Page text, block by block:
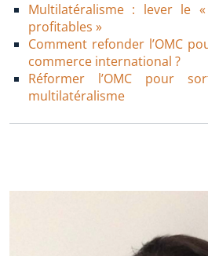
Multilatéralisme : lever le
profitables »
Comment refonder l’OMC
commerce international ?
Réformer l’OMC pour
multilatéralisme